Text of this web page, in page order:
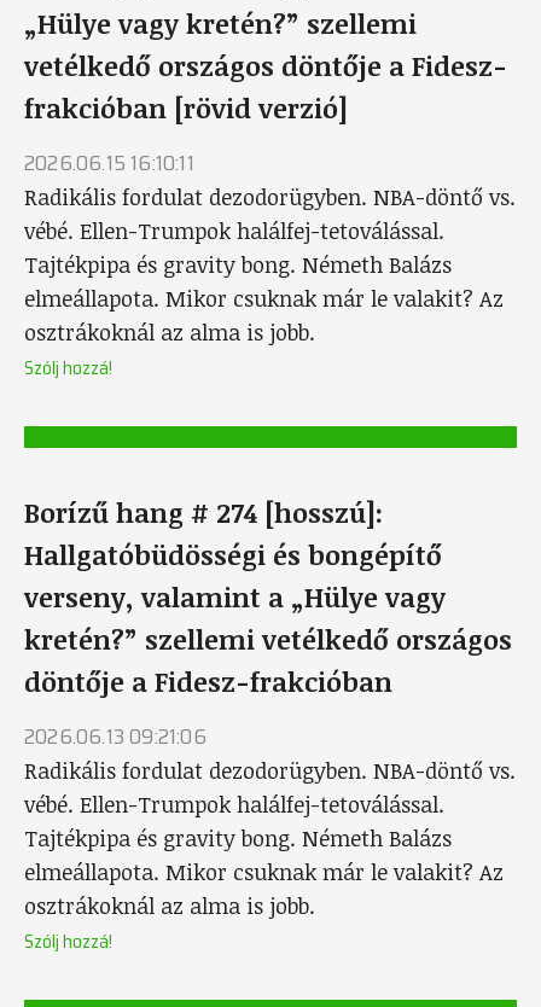
„Hülye vagy kretén?” szellemi
vetélkedő országos döntője a Fidesz-
frakcióban [rövid verzió]
2026.06.15 16:10:11
Radikális fordulat dezodorügyben. NBA-döntő vs.
vébé. Ellen-Trumpok halálfej-tetoválással.
Tajtékpipa és gravity bong. Németh Balázs
elmeállapota. Mikor csuknak már le valakit? Az
osztrákoknál az alma is jobb.
Szólj hozzá!
Borízű hang # 274 [hosszú]:
Hallgatóbüdösségi és bongépítő
verseny, valamint a „Hülye vagy
kretén?” szellemi vetélkedő országos
döntője a Fidesz-frakcióban
2026.06.13 09:21:06
Radikális fordulat dezodorügyben. NBA-döntő vs.
vébé. Ellen-Trumpok halálfej-tetoválással.
Tajtékpipa és gravity bong. Németh Balázs
elmeállapota. Mikor csuknak már le valakit? Az
osztrákoknál az alma is jobb.
Szólj hozzá!